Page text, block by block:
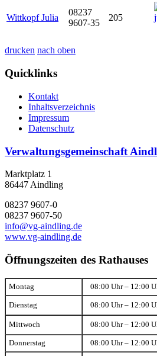
Wittkopf Julia
08237
9607-35
205
drucken nach oben
Quicklinks
Kontakt
Inhaltsverzeichnis
Impressum
Datenschutz
Verwaltungsgemeinschaft
Marktplatz 1
86447 Aindling
08237 9607-0
08237 9607-50
info@vg-aindling.de
www.vg-aindling.de
Öffnungszeiten des Rathauses
Montag 08:00 Uhr – 12:00
Dienstag 08:00 Uhr – 12:00
Mittwoch 08:00 Uhr – 12:00
Donnerstag 08:00 Uhr – 12:00